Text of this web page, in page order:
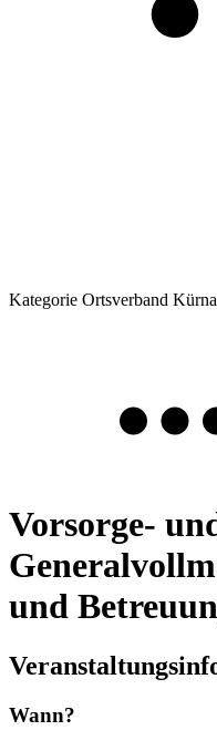
Kategorie Ortsverband
Vorsorge-
und
Wann?